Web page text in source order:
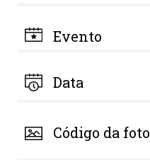
Evento
Data
Código da foto